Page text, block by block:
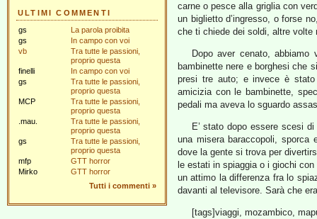
ULTIMI COMMENTI
gs
La parola proibita
gs
In campo con voi
vb
Tra tutte le passioni,
proprio questa
finelli
In campo con voi
gs
Tra tutte le passioni,
proprio questa
MCP
Tra tutte le passioni,
proprio questa
.mau.
Tra tutte le passioni,
proprio questa
gs
Tra tutte le passioni,
proprio questa
mfp
GTT horror
Mirko
GTT horror
Tutti i commenti »
carne o pesce alla griglia con
un biglietto d’ingresso, o forse
che ti chiede dei soldi, altre volte
Dopo aver cenato,
bambinette nere e borghesi che
presi tre auto; e invece è
amicizia con le bambinette,
pedali ma aveva lo sguardo
E’ stato dopo essere scesi
una misera baraccopoli,
dove la gente si trova per
le estati in spiaggia o i giochi
un attimo la differenza fra lo
davanti al televisore. Sarà che
[tags]viaggi, mozambico,